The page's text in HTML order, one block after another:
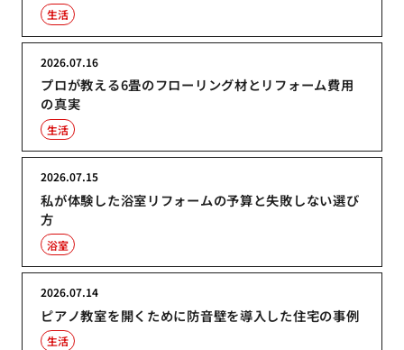
生活
プロが教える6畳のフローリング材とリフォーム費用
の真実
2026.07.16
生活
私が体験した浴室リフォームの予算と失敗しない選び
方
2026.07.15
浴室
ピアノ教室を開くために防音壁を導入した住宅の事例
2026.07.14
生活